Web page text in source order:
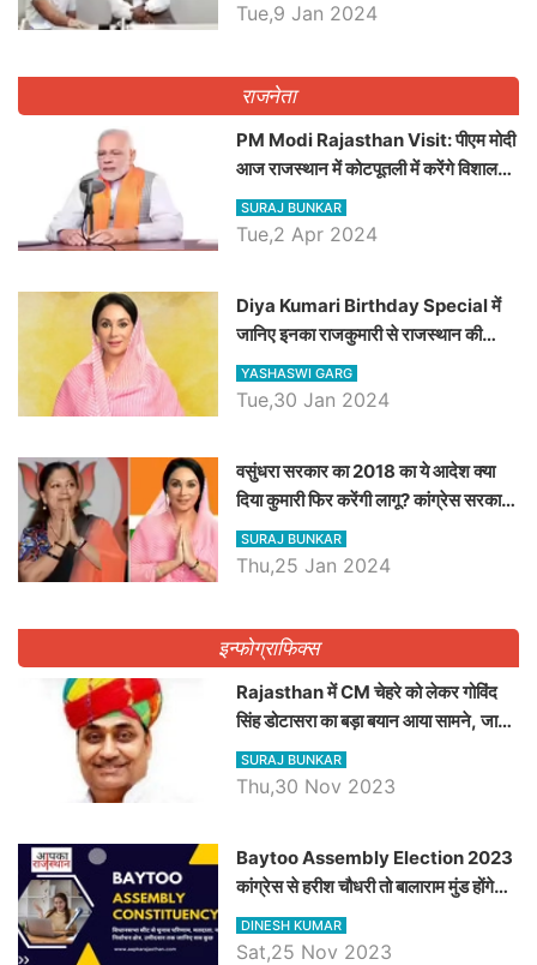
Tue,9 Jan 2024
राजनेता
PM Modi Rajasthan Visit: पीएम मोदी
आज राजस्थान में कोटपूतली में करेंगे विशाल
रैली, एक सभा से 8 सीटों पर साधेगें निशाना
SURAJ BUNKAR
Tue,2 Apr 2024
Diya Kumari Birthday Special में
जानिए इनका राजकुमारी से राजस्थान की
डिप्टी सीएम बनने तक का सफर, एक क्लिक में
जाने पूरा जीवन परिचय
YASHASWI GARG
Tue,30 Jan 2024
वसुंधरा सरकार का 2018 का ये आदेश क्या
दिया कुमारी फिर करेंगी लागू? कांग्रेस सरकार
ने किया था निरस्त
SURAJ BUNKAR
Thu,25 Jan 2024
इन्फोग्राफिक्स
Rajasthan में CM चेहरे को लेकर गोविंद
सिंह डोटासरा का बड़ा बयान आया सामने, जानें
विचार
SURAJ BUNKAR
Thu,30 Nov 2023
Baytoo Assembly Election 2023
कांग्रेस से हरीश चौधरी तो बालाराम मुंड होंगे
भाजपा उम्मीदवार, जानिये बायतू विधानसभा
सीट के ताजा समीकरण
DINESH KUMAR
Sat,25 Nov 2023